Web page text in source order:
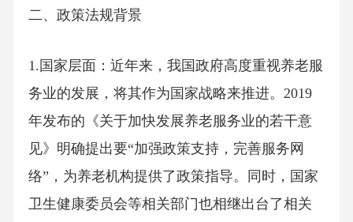
二、政策法规背景
1.国家层面：近年来，我国政府高度重视养老服
务业的发展，将其作为国家战略来推进。2019
年发布的《关于加快发展养老服务业的若干意
见》明确提出要“加强政策支持，完善服务网
络”，为养老机构提供了政策指导。同时，国家
卫生健康委员会等相关部门也相继出台了相关